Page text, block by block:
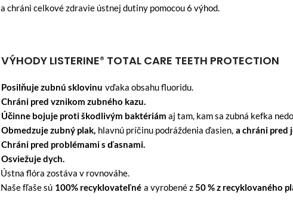
a chráni celkové zdravie ústnej dutiny pomocou 6 výhod.
VÝHODY LISTERINE® TOTAL CARE TEETH PROTECTION
Posilňuje zubnú sklovinu vďaka obsahu fluoridu.
Chráni pred vznikom zubného kazu.
Účinne bojuje proti škodlivým baktériám aj tam, kam sa zubná kefka
Obmedzuje zubný plak, hlavnú príčinu podráždenia ďasien, a chráni pred
Chráni pred problémami s ďasnami.
Osviežuje dych.
Ústna flóra zostáva v rovnováhe.
Naše fľaše sú 100% recyklovateľné a vyrobené z50 % z recyklovaného